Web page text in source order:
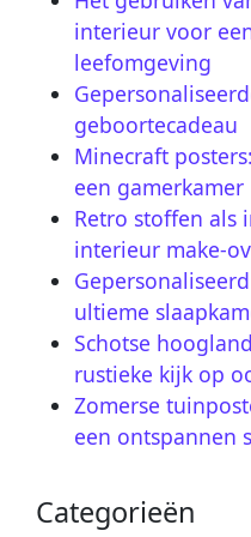
interieur voor
leefomgeving
geboortecadeau
Minecraft
een gamerkamer
Retro stoffen als
interieur make-
ultieme
Schotse
rustieke kijk op
Zomerse
een ontspannen
Categorieën